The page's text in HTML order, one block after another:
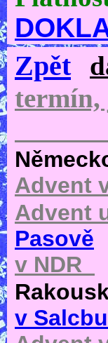
Zpět
Advent
Advent
Pasově
v NDR
v